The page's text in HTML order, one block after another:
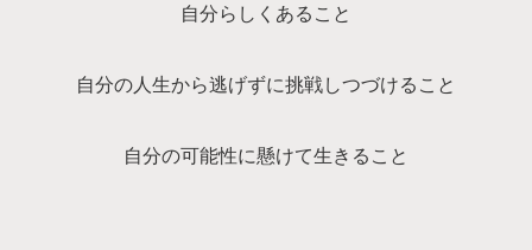
自分らしくあること
自分の人生から逃げずに挑戦しつづけること
自分の可能性に懸けて生きること